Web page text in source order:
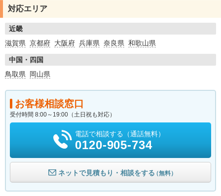
対応エリア
近畿
滋賀県 京都府 大阪府 兵庫県 奈良県 和歌山県
中国・四国
鳥取県
岡山県
お客様相談窓口
受付時間 8:00～19:00（土日祝も対応）
電話で相談する（通話無料）
0120-905-734
ネットで見積もり・相談をする（無料）